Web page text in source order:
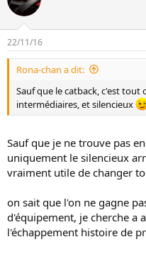
u
r
d
e
l
a
i
s
s
s
i
n
d
b
u
22/11/16
Rona-chan a dit:
Sauf que le catback, c'est tout
intermédiaires, et silencieux
Sauf que je ne trouve pas
uniquement le silencieux
vraiment utile de changer
on sait que l'on ne gagne
d'équipement, je cherche a
l'échappement histoire de